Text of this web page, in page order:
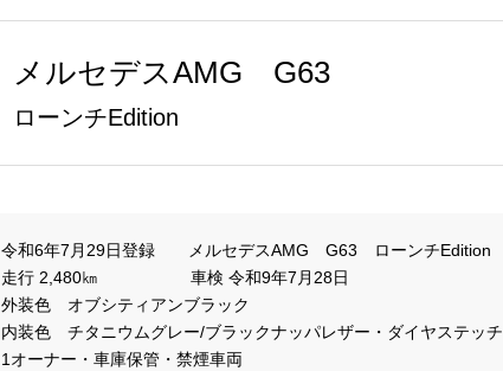
メルセデスAMG G63
ローンチEdition
令和6年7月29日登録　　メルセデスAMG　G63　ローンチEdition
走行 2,480㎞　 　　　　 車検 令和9年7月28日
外装色　オブシティアンブラック
内装色　チタニウムグレー/ブラックナッパレザー・ダイヤステッチ